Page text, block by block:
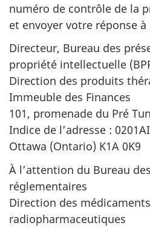
numéro de contrôle de la
et envoyer votre réponse à
Directeur, Bureau des
propriété intellectuelle
Direction des produits
Immeuble des Finances
101, promenade du Pré
Indice de l’adresse : 0201AI
Ottawa (Ontario) K1A 0K9
À l’attention du Bureau
réglementaires
Direction des
radiopharmaceutiques